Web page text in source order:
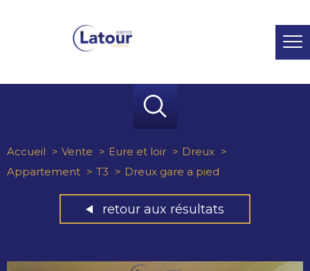
Accueil Vente Eure et loir
Dreux
Appartement
T3 Dreux gare a pied
retour aux résultats